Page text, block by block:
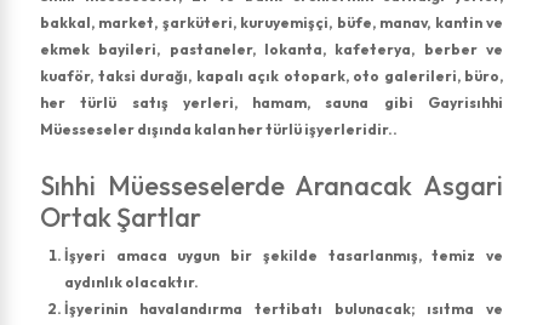
bakkal, market, şarküteri, kuruyemişçi, büfe, manav, kantin ve
ekmek bayileri, pastaneler, lokanta, kafeterya, berber ve
kuaför, taksi durağı, kapalı açık otopark, oto galerileri, büro,
her türlü satış yerleri, hamam, sauna gibi Gayrisıhhi
Müesseseler dışında kalan her türlü işyerleridir..
Sıhhi Müesseselerde Aranacak Asgari
Ortak Şartlar
İşyeri amaca uygun bir şekilde tasarlanmış, temiz ve
aydınlık olacaktır.
İşyerinin havalandırma tertibatı bulunacak; ısıtma ve